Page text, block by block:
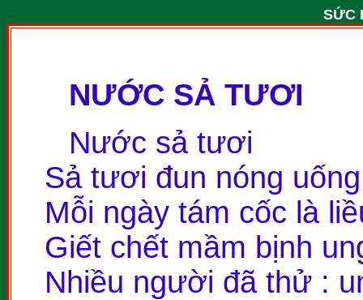
SỨC
NƯỚC SẢ TƯƠI
Nước sả tươi
Sả tươi đun nóng
Mỗi ngày tám cốc là
Giết chết mầm bịnh
Nhiều người đã thử :